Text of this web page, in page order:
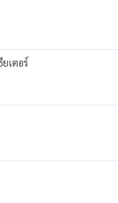
เตอร์